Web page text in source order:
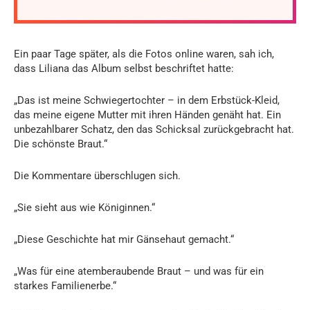
Ein paar Tage später, als die Fotos online waren, sah ich,
dass Liliana das Album selbst beschriftet hatte:
„Das ist meine Schwiegertochter – in dem Erbstück-Kleid,
das meine eigene Mutter mit ihren Händen genäht hat. Ein
unbezahlbarer Schatz, den das Schicksal zurückgebracht hat.
Die schönste Braut.“
Die Kommentare überschlugen sich.
„Sie sieht aus wie Königinnen.“
„Diese Geschichte hat mir Gänsehaut gemacht.“
„Was für eine atemberaubende Braut – und was für ein
starkes Familienerbe.“